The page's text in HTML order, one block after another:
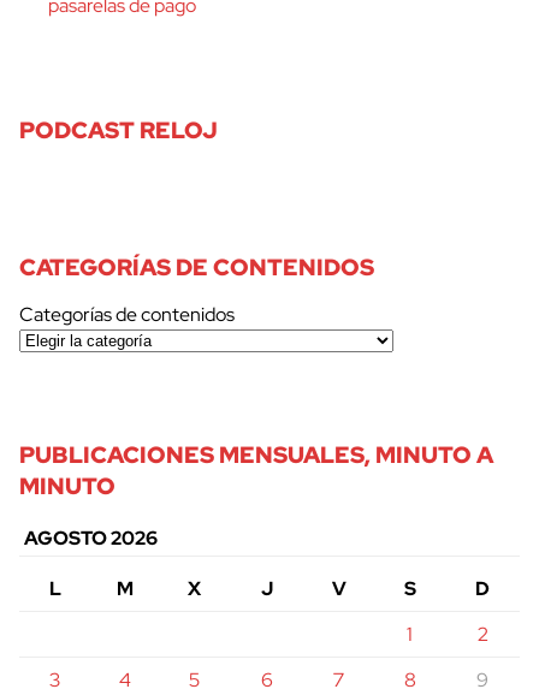
PODCAST RELOJ
CATEGORÍAS DE CONTENIDOS
Categorías de contenidos
PUBLICACIONES MENSUALES, MINUTO A
MINUTO
AGOSTO 2026
L
M X J V S
D
1
2
3
4 5 6 7 8 9